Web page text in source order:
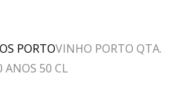
PORTOVINHO PORTO QTA.
ANOS 50 CL